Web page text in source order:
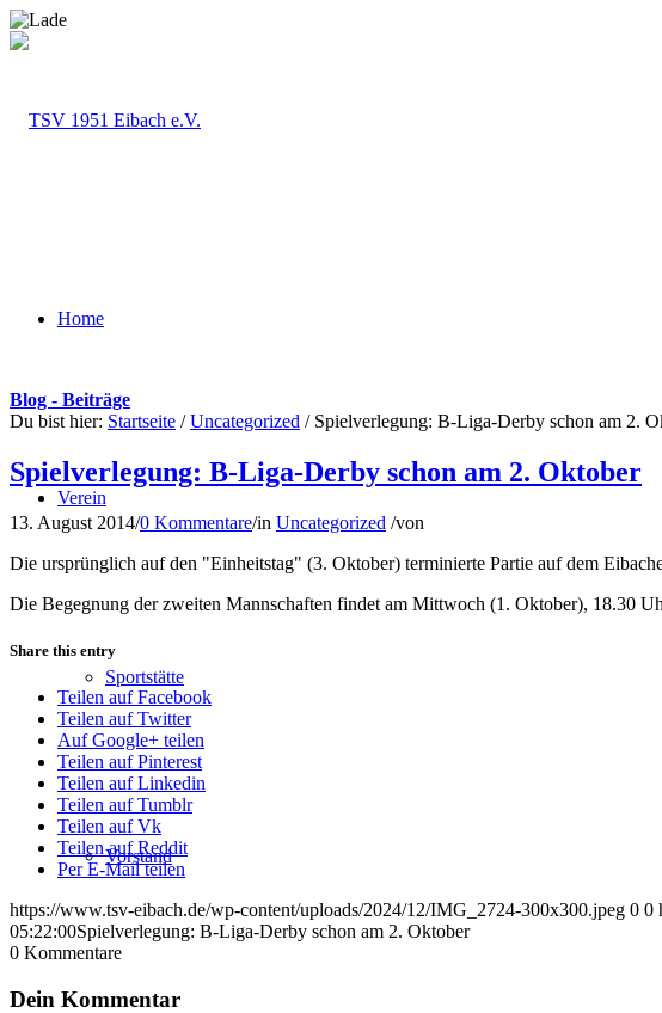
Home
Verein
Sportstätte
Vorstand
Blog - Beiträge
Du bist hier: Startseite / Uncategorized / Spielverlegung: B-Liga-Derby schon am 2.
Spielverlegung: B-Liga-Derby schon am 2. Oktober
13. August 2014/0 Kommentare/in Uncategorized /von
Die ursprünglich auf den "Einheitstag" (3. Oktober) terminierte Partie auf dem
Die Begegnung der zweiten Mannschaften findet am Mittwoch (1. Oktober), 18.30
Share this entry
Teilen auf Facebook
Teilen auf Twitter
Auf Google+ teilen
Teilen auf Pinterest
Teilen auf Linkedin
Teilen auf Tumblr
Teilen auf Vk
Teilen auf Reddit
Per E-Mail teilen
https://www.tsv-eibach.de/wp-content/uploads/2024/12/IMG_2724-300x300.jpeg 0 0
05:22:00Spielverlegung: B-Liga-Derby schon am 2. Oktober
0 Kommentare
Dein Kommentar